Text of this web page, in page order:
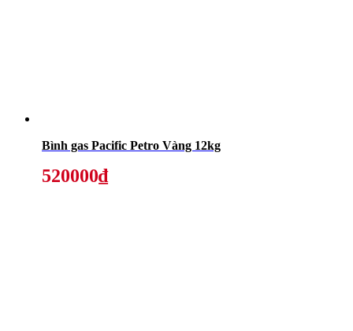
Bình gas Pacific Petro Vàng 12kg
520000₫